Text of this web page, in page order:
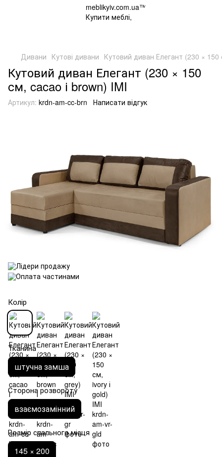
Дивани Кутові дивани Кутовий диван Елегант (230 × 150
Кутовий диван Елегант (230 × 150
см, cacao і brown) IMI
Артикул: krdn-am-cc-brn Написати відгук
Колір
Тканина
штучна замша
Сторона розвороту
взаємозамінний
Розмір спального місця
145 × 200